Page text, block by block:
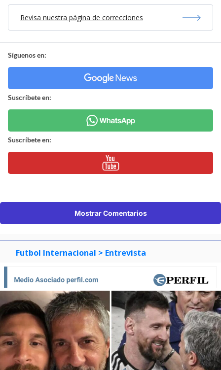
Revisa nuestra página de correcciones
Síguenos en:
Suscríbete en:
Suscríbete en:
Mostrar Comentarios
Futbol Internacional > Entrevista